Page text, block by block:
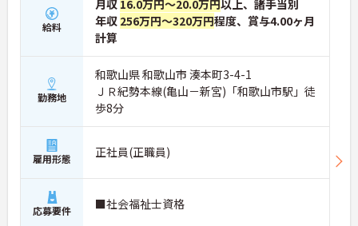
給料
月収 16.0万円～20.0万円以上、諸手当別
年収 256万円～320万円程度、賞与4.00ヶ月
計算
勤務地
和歌山県 和歌山市 湊本町3-4-1
ＪＲ紀勢本線(亀山－新宮)「和歌山市駅」徒
歩8分
雇用形態 正社員(正職員)
応募要件 ■社会福祉士資格